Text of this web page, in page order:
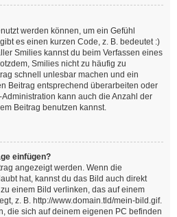
werden können, um ein Gefühl
es einen kurzen Code, z. B. bedeutet :)
Smilies kannst du beim Verfassen eines
Smilies nicht zu häufig zu
schnell unlesbar machen und ein
Beitrag entsprechend überarbeiten oder
kann auch die Anzahl der
Beitrag benutzen kannst.
einfügen?
angezeigt werden. Wenn die
hat, kannst du das Bild auch direkt
einem Bild verlinken, das auf einem
z. B. http://www.domain.tld/mein-bild.gif.
die sich auf deinem eigenen PC befinden